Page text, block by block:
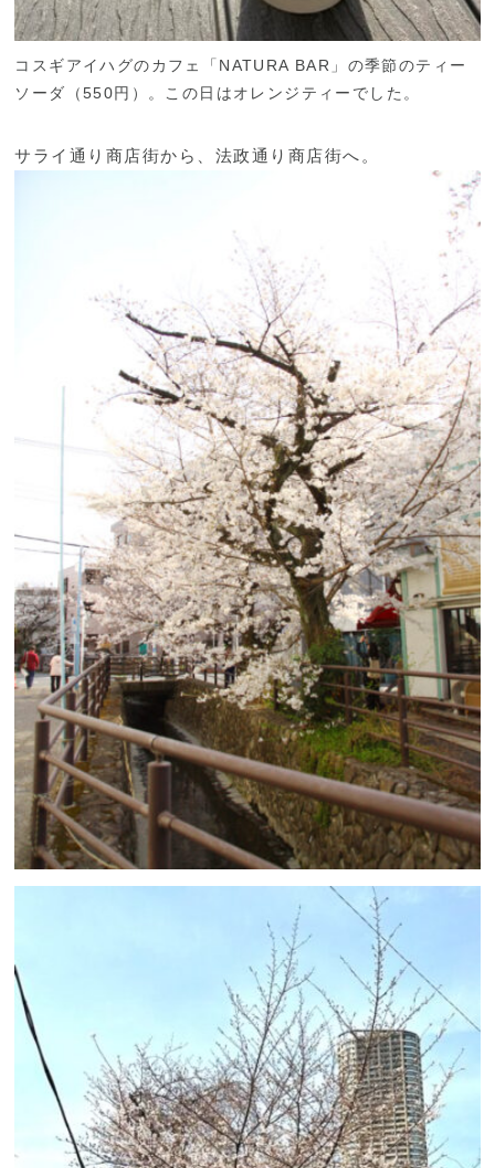
コスギアイハグのカフェ「NATURA BAR」の季節のティー
ソーダ（550円）。この日はオレンジティーでした。
サライ通り商店街から、法政通り商店街へ。